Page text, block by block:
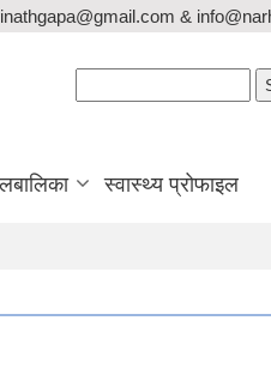
&
स्वास्थ्य प्रोफाइल